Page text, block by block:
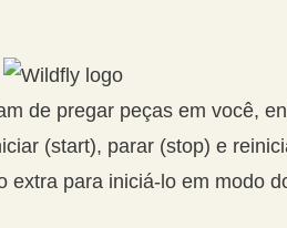
de pregar peças em você,
(start), parar (stop) e
extra para iniciá-lo em modo